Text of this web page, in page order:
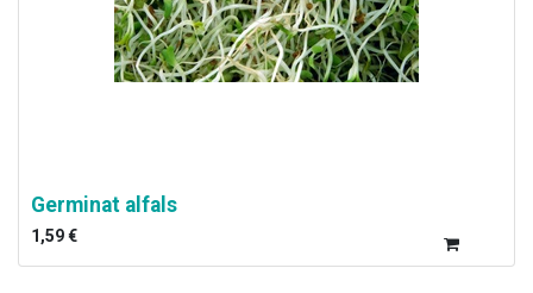
Germinat alfals
1,59€